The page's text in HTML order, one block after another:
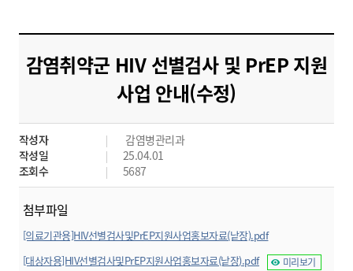
감염취약군 HIV 선별검사 및 PrEP 지원
사업 안내(수정)
작성자
감염병관리과
작성일
25.04.01
조회수
5687
첨부파일
[의료기관용]HIV선별검사및PrEP지원사업홍보자료(낱장).pdf
미리보기
[대상자용]HIV선별검사및PrEP지원사업홍보자료(낱장).pdf 미리보기